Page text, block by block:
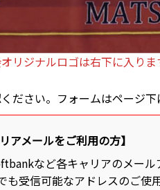
リジナルロゴは右下に入りま
ださい。フォームはページ下
アメールをご利用の方】
など各キャリアのメール
受信可能なアドレスのご使